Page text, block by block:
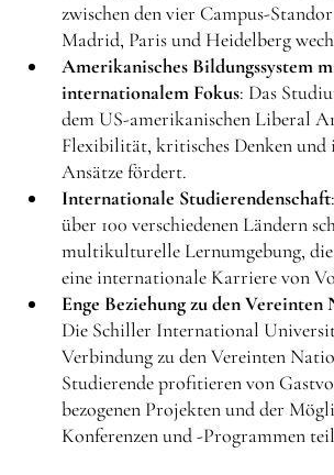
zwischen den vier Campus-
Madrid, Paris und Heidelberg
Amerikanisches Bildungssystem
internationalem Fokus: Das
dem US-amerikanischen Liberal
Flexibilität, kritisches Denken
Ansätze fördert.
Internationale Studierendenschaft
über 100 verschiedenen Ländern
multikulturelle Lernumgebung, die
eine internationale Karriere von
Enge Beziehung zu den
Die Schiller International
Verbindung zu den Vereinten
Studierende profitieren von
bezogenen Projekten und der
Konferenzen und -Programmen